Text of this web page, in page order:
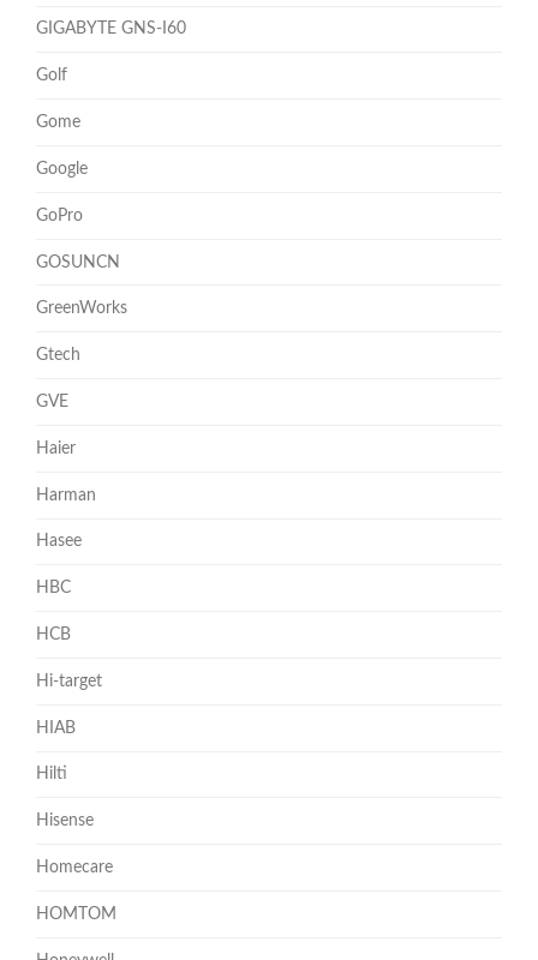
GIGABYTE GNS-I60
Golf
Gome
Google
GoPro
GOSUNCN
GreenWorks
Gtech
GVE
Haier
Harman
Hasee
HBC
HCB
Hi-target
HIAB
Hilti
Hisense
Homecare
HOMTOM